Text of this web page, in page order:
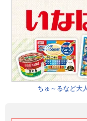
ちゅ～るなど大